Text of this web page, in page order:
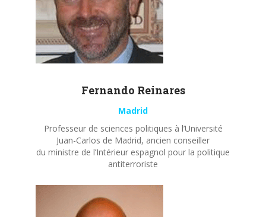
Fernando Reinares
Madrid
Professeur de sciences politiques à l’Université
Juan-Carlos de Madrid, ancien conseiller
du ministre de l’Intérieur espagnol pour la politique
antiterroriste